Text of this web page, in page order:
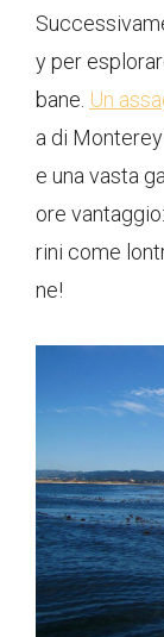
y per
bane. Un
a di
e una vasta
ore
rini come
ne!